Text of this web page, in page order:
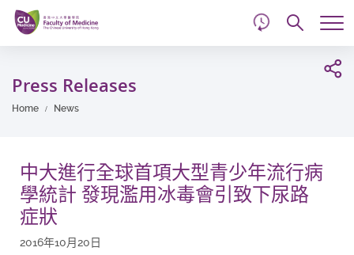
Skip
main
content
Press Releases
Home News
中大進行全球首項大型青少年流行病
學統計 發現濫用冰毒會引致下尿路
症狀
2016年10月20日